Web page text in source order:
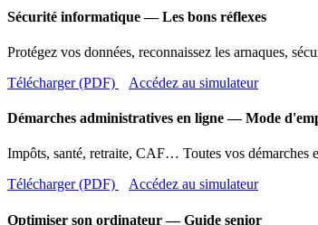
Sécurité informatique — Les bons réflexes
Protégez vos données, reconnaissez les arnaques,
Télécharger (PDF)
Accédez au simulateur
Démarches administratives en ligne — Mode
Impôts, santé, retraite, CAF… Toutes vos démarches
Télécharger (PDF)
Accédez au simulateur
Optimiser son ordinateur — Guide senior